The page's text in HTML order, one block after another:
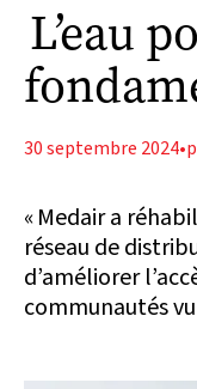
L’eau
30 septembre 2024•
« Medair a
réseau de
d’améliorer
communautés